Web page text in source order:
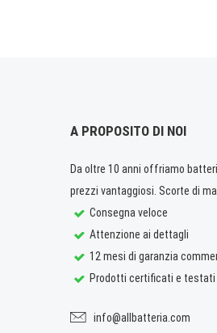
A PROPOSITO DI NOI
Da oltre 10 anni offriamo
prezzi vantaggiosi. Scorte di
Consegna veloce
Attenzione ai dettagli
12 mesi di garanzia
Prodotti certificati e testati
info@allbatteria.com